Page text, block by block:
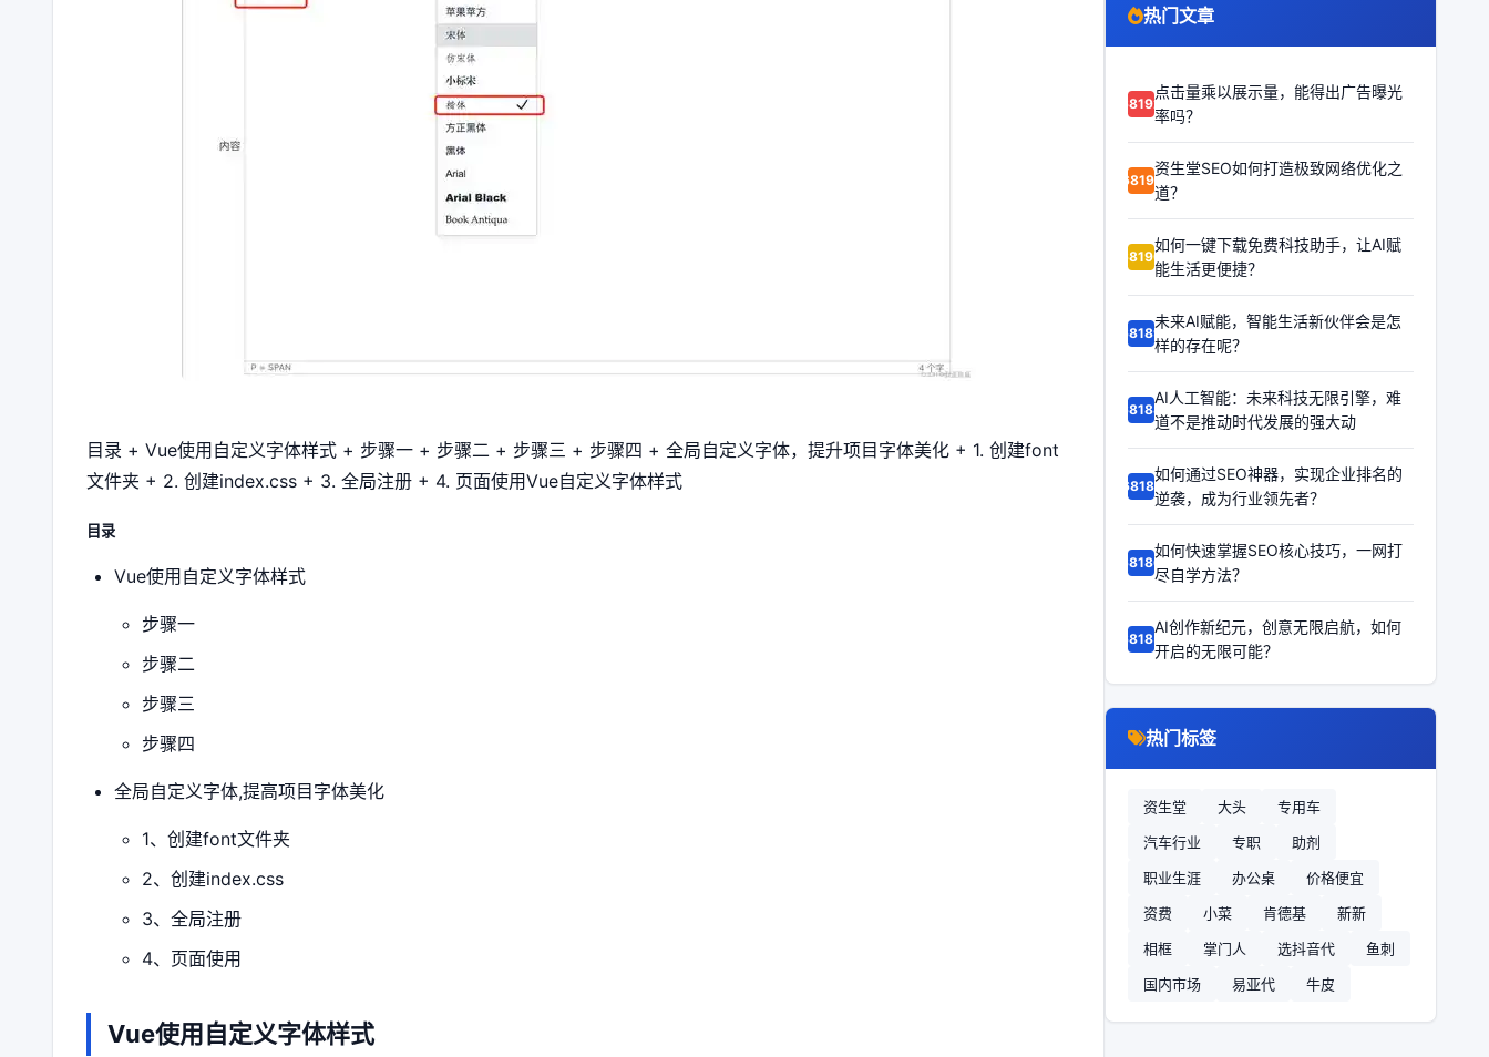
目录 + Vue使用自定义字体样式 + 步骤一 + 步骤二 + 步骤三 + 步骤四 + 全局自定义字体，提升项目字体美化 + 1. 创建font
文件夹 + 2. 创建index.css + 3. 全局注册 + 4. 页面使用Vue自定义字体样式
目录
Vue使用自定义字体样式
步骤一
步骤二
步骤三
步骤四
全局自定义字体,提高项目字体美化
1、创建font文件夹
2、创建index.css
3、全局注册
4、页面使用
Vue使用自定义字体样式
热门文章
68192
点击量乘以展示量，能得出广告曝光
率吗？
68191
资生堂SEO如何打造极致网络优化之
道？
68190
如何一键下载免费科技助手，让AI赋
能生活更便捷？
68189
未来AI赋能，智能生活新伙伴会是怎
样的存在呢？
68188
AI人工智能：未来科技无限引擎，难
道不是推动时代发展的强大动
68187
如何通过SEO神器，实现企业排名的
逆袭，成为行业领先者？
68186
如何快速掌握SEO核心技巧，一网打
尽自学方法？
68185
AI创作新纪元，创意无限启航，如何
开启的无限可能？
热门标签
资生堂 大头
专用车
汽车行业
专职
助剂
职业生涯
办公桌
价格便宜
资费
小菜 肯德基
新新
相框
掌门人 选抖音代
鱼刺
国内市场
易亚代 牛皮